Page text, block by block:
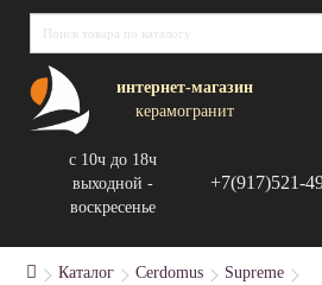
интернет-магазин
керамогранит
с 10ч до 18ч
выходной -
воскресенье
+7(917)521-
Каталог Cerdomus
Supreme